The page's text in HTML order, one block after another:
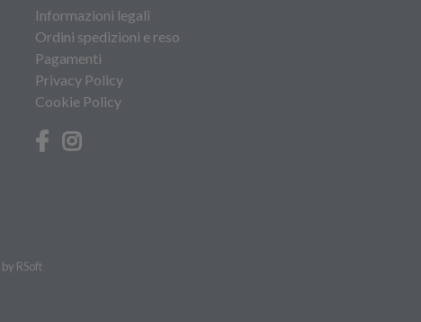
Informazioni legali
Ordini spedizioni e reso
Pagamenti
Privacy Policy
Cookie Policy
by RSoft